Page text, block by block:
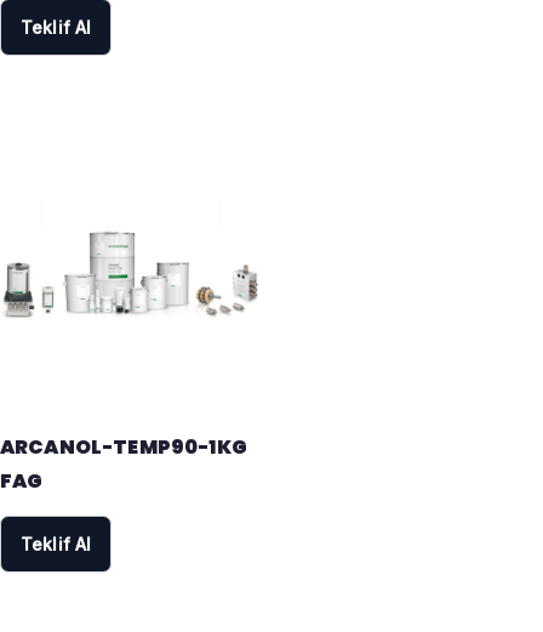
Teklif Al
ARCANOL-TEMP90-1KG
FAG
Teklif Al